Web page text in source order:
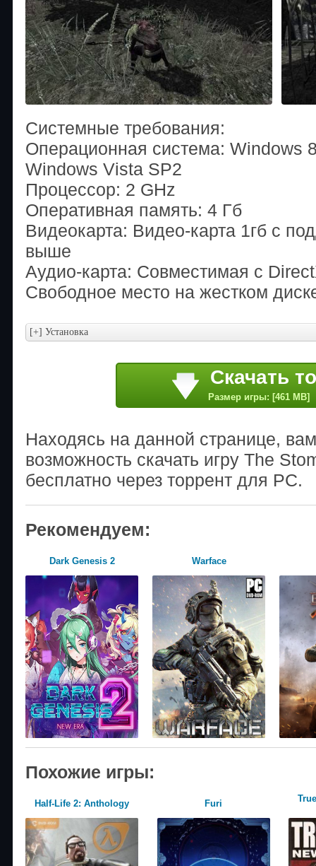
Системные требования:
Операционная система: Windows
Windows Vista SP2
Процессор: 2 GHz
Оперативная память: 4 Гб
Видеокарта: Видео-карта 1гб с
выше
Аудио-карта: Совместимая с
Свободное место на жестком
Скачать
Размер игры: [461 MB]
Находясь на данной странице,
возможность скачать игру The
бесплатно через торрент для PC.
Рекомендуем:
Dark Genesis 2 Warface
Похожие игры:
Half-Life 2: Anthology Furi